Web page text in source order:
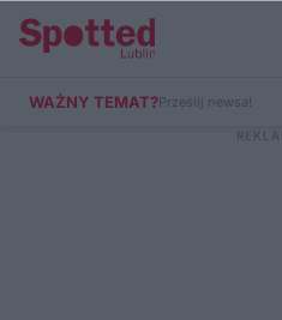
WAŻNY TEMAT?Prześlij newsa!